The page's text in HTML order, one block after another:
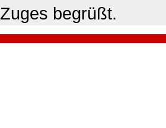
Zuges begrüßt.